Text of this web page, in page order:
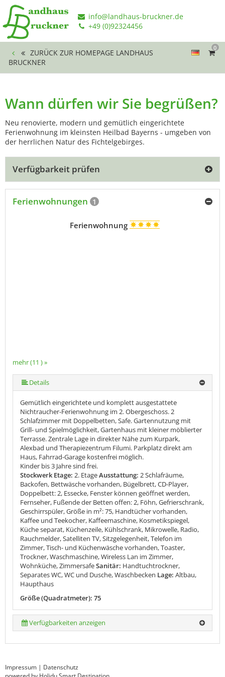
info@landhaus-bruckner.de
+49 (0)92324456
0
ZURÜCK ZUR HOMEPAGE LANDHAUS
BRUCKNER
Wann dürfen wir Sie begrüßen?
Neu renovierte, modern und gemütlich eingerichtete
Ferienwohnung im kleinsten Heilbad Bayerns - umgeben von
der herrlichen Natur des Fichtelgebirges.
Verfügbarkeit prüfen
Ferienwohnungen 1
mehr (11 ) »
mehr (11 ) »
mehr (11 ) »
mehr (11 ) »
mehr (11 ) »
mehr (11 ) »
mehr (11 ) »
mehr (11 ) »
Ferienwohnung
Details
Gemütlich eingerichtete und komplett ausgestattete
Nichtraucher-Ferienwohnung im 2. Obergeschoss. 2
Schlafzimmer mit Doppelbetten, Safe. Gartennutzung mit
Grill- und Spielmöglichkeit, Gartenhaus mit kleiner möblierter
Terrasse. Zentrale Lage in direkter Nähe zum Kurpark,
Alexbad und Therapiezentrum Filumi. Parkplatz direkt am
Haus, Fahrrad-Garage kostenfrei möglich.
Kinder bis 3 Jahre sind frei.
Stockwerk Etage: 2. EtageAusstattung: 2 Schlafräume,
Backofen, Bettwäsche vorhanden, Bügelbrett, CD-Player,
Doppelbett: 2, Essecke, Fenster können geöffnet werden,
Fernseher, Fußende der Betten offen: 2, Föhn, Gefrierschrank,
Geschirrspüler, Größe in m²: 75, Handtücher vorhanden,
Kaffee und Teekocher, Kaffeemaschine, Kosmetikspiegel,
Küche separat, Küchenzeile, Kühlschrank, Mikrowelle, Radio,
Rauchmelder, Satelliten TV, Sitzgelegenheit, Telefon im
Zimmer, Tisch- und Küchenwäsche vorhanden, Toaster,
Trockner, Waschmaschine, Wireless Lan im Zimmer,
Wohnküche, ZimmersafeSanitär: Handtuchtrockner,
Separates WC, WC und Dusche, Waschbecken Lage: Altbau,
Haupthaus
Größe (Quadratmeter): 75
Verfügbarkeiten anzeigen
Impressum | Datenschutz